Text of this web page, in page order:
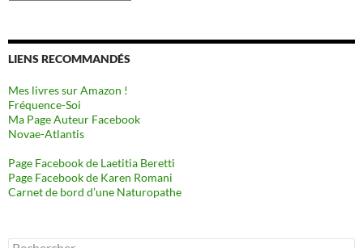
LIENS RECOMMANDÉS
Mes livres sur Amazon !
Fréquence-Soi
Ma Page Auteur Facebook
Novae-Atlantis
Page Facebook de Laetitia Beretti
Page Facebook de Karen Romani
Carnet de bord d’une Naturopathe
Rechercher :